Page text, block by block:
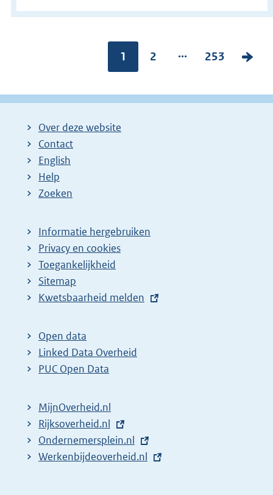
Pagina:
1
P
g
2 ...
P
g
253
V
l
Over deze website
Contact
English
Help
Zoeken
Informatie hergebruiken
Privacy en cookies
Toegankelijkheid
Sitemap
E
t
e
r
l
i
n
k
Kwetsbaarheid melden
Open data
Linked Data Overheid
PUC Open Data
MijnOverheid.nl
E
x
t
Rijksoverheid.nl
E
x
Ondernemersplein.nl
E
Werkenbijdeoverheid.nl